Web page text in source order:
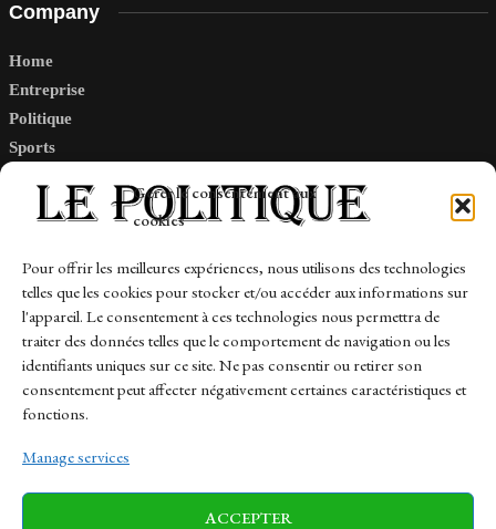
Gérer le consentement aux
cookies
Pour offrir les meilleures expériences, nous utilisons des technologies
telles que les cookies pour stocker et/ou accéder aux informations sur
l'appareil. Le consentement à ces technologies nous permettra de
traiter des données telles que le comportement de navigation ou les
identifiants uniques sur ce site. Ne pas consentir ou retirer son
consentement peut affecter négativement certaines caractéristiques et
fonctions.
Manage services
ACCEPTER
Company
Home
Entreprise
Politique
Sports
Links
Contact
Sitemap
News Finance-Marches Politics